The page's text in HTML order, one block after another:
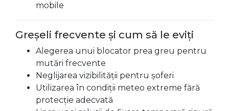
mobile
Greșeli frecvente și cum să le eviți
Alegerea unui blocator prea greu pentru
mutări frecvente
Neglijarea vizibilității pentru șoferi
Utilizarea în condiții meteo extreme fără
protecție adecvată